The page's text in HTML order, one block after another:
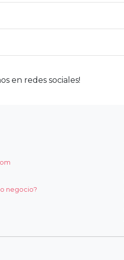
en redes sociales!
negocio?